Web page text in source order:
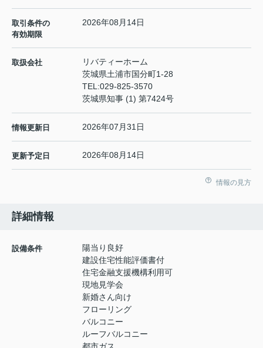
取引条件の
有効期限
2026年08月14日
取扱会社
リバティーホーム
茨城県土浦市国分町1-28
TEL:029-825-3570
茨城県知事 (1) 第7424号
情報更新日 2026年07月31日
更新予定日 2026年08月14日
情報の見方
詳細情報
設備条件
陽当り良好
建設住宅性能評価書付
住宅金融支援機構利用可
現地見学会
新婚さん向け
フローリング
バルコニー
ルーフバルコニー
都市ガス